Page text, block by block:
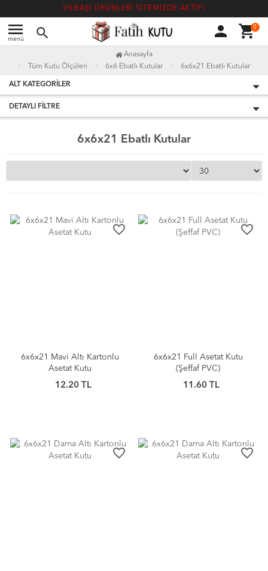
YILBAŞI ÜRÜNLERİ SİTEMİZDE AKTİF!
menu
menü search person shopping_cart0
Anasayfa
Tüm Kutu Ölçüleri
6x6 Ebatlı Kutular 6x6x21 Ebatlı Kutular
ALT KATEGORILER
DETAYLI FILTRE
6x6x21 Ebatlı Kutular
favorite_border
6x6x21 Mavi Altı Kartonlu
Asetat Kutu
12.20 TL
favorite_border
6x6x21 Full Asetat Kutu
(Şeffaf PVC)
11.60 TL
favorite_border favorite_border